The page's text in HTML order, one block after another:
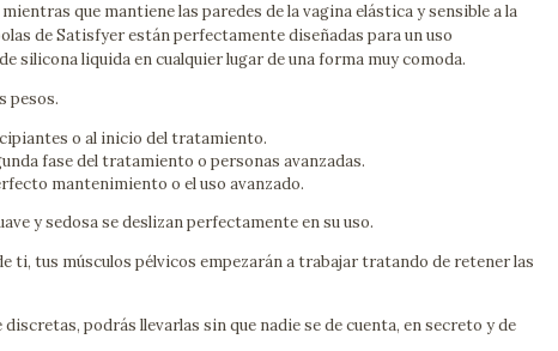
que mantiene las paredes de la vagina elástica y sensible a la
de Satisfyer están perfectamente diseñadas para un uso
silicona liquida en cualquier lugar de una forma muy comoda.
pesos.
o al inicio del tratamiento.
fase del tratamiento o personas avanzadas.
mantenimiento o el uso avanzado.
y sedosa se deslizan perfectamente en su uso.
ti, tus músculos pélvicos empezarán a trabajar tratando de retener las
podrás llevarlas sin que nadie se de cuenta, en secreto y de